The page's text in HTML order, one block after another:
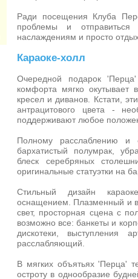
Ради посещения Клуба
проблемы и отправиться
наслаждениям и просто
Караоке-холл
Очередной подарок
комфорта мягко окутывает
кресел и диванов. Кстати,
антрацитового цвета -
поддерживают любое
Полному расслаблению и
бархатистый полумрак,
блеск серебряных
оригинальные статуэтки на
Стильный дизайн
оснащением. Плазменный и
свет, просторная сцена с
возможно все: банкеты и
дискотеки, выступления
расслабляющий.
В мягких объятьях 'Перца'
остроту в однообразие